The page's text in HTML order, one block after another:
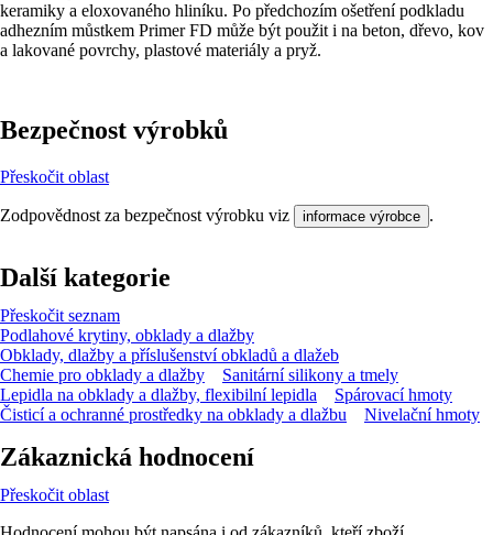
keramiky a eloxovaného hliníku. Po předchozím ošetření podkladu
adhezním můstkem Primer FD může být použit i na beton, dřevo, kov
a lakované povrchy, plastové materiály a pryž.
Bezpečnost výrobků
Přeskočit oblast
Zodpovědnost za bezpečnost výrobku viz informace výrobce .
Další kategorie
Přeskočit seznam
Podlahové krytiny, obklady a dlažby
Obklady, dlažby a příslušenství obkladů a dlažeb
Chemie pro obklady a dlažby
Sanitární silikony a tmely
Lepidla na obklady a dlažby, flexibilní lepidla
Spárovací hmoty
Čisticí a ochranné prostředky na obklady a dlažbu
Nivelační hmoty
Zákaznická hodnocení
Přeskočit oblast